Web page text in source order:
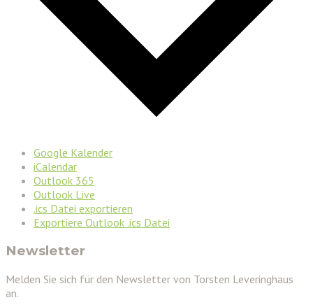
Google Kalender
iCalendar
Outlook 365
Outlook Live
.ics Datei exportieren
Exportiere Outlook .ics Datei
Newsletter
Melden Sie sich für den Newsletter von Torsten Leveringhaus
an.